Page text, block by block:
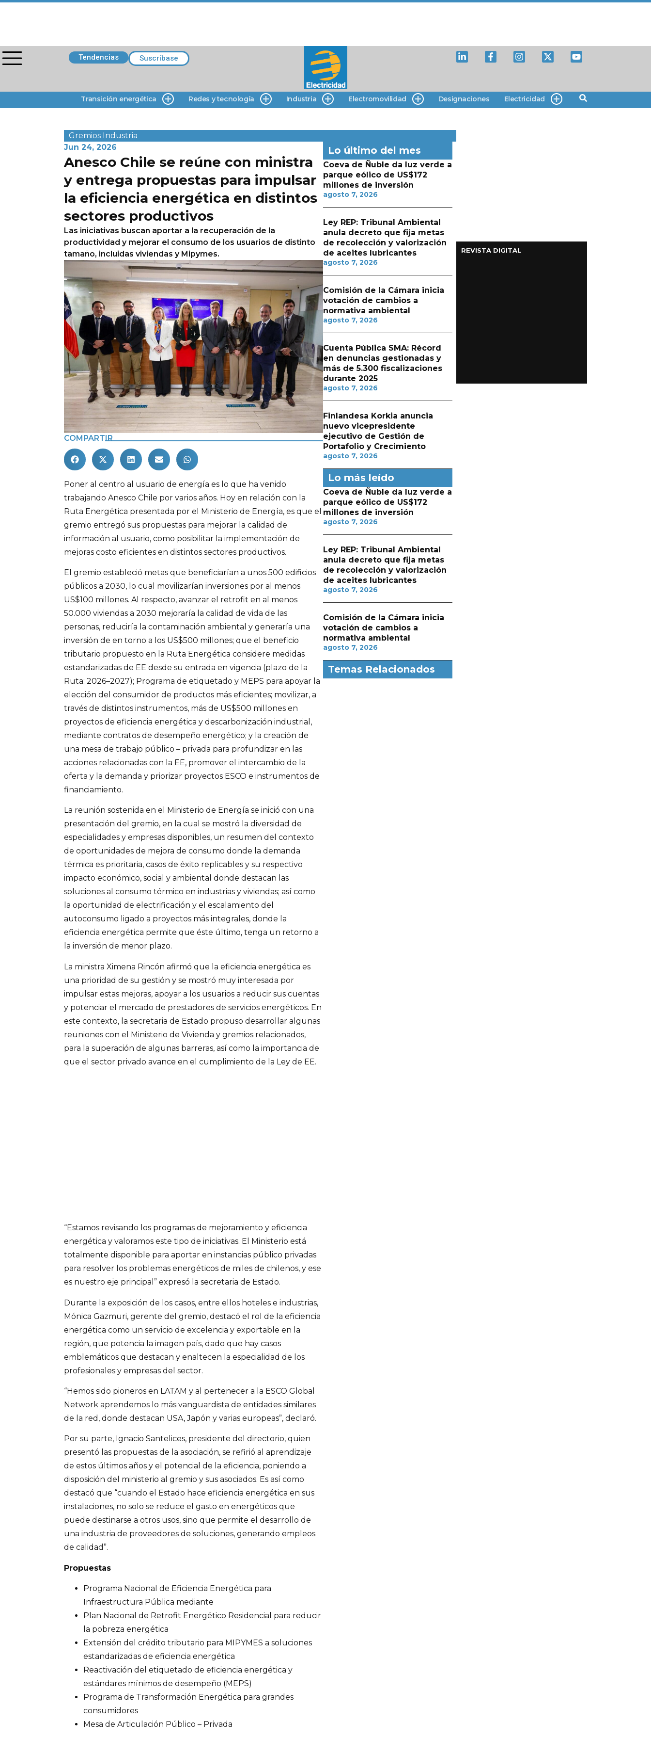
Tendencias Suscríbase
Transición energética Redes y tecnología Industria Electromovilidad Designaciones Electricidad
Gremios Industria
Jun 24, 2026
Anesco Chile se reúne con ministra
y entrega propuestas para impulsar
la eficiencia energética en distintos
sectores productivos
Las iniciativas buscan aportar a la recuperación de la
productividad y mejorar el consumo de los usuarios de distinto
tamaño, incluidas viviendas y Mipymes.
COMPARTIR
Poner al centro al usuario de energía es lo que ha venido
trabajando Anesco Chile por varios años. Hoy en relación con la
Ruta Energética presentada por el Ministerio de Energía, es que el
gremio entregó sus propuestas para mejorar la calidad de
información al usuario, como posibilitar la implementación de
mejoras costo eficientes en distintos sectores productivos.
El gremio estableció metas que beneficiarían a unos 500 edificios
públicos a 2030, lo cual movilizarían inversiones por al menos
US$100 millones. Al respecto, avanzar el retrofit en al menos
50.000 viviendas a 2030 mejoraría la calidad de vida de las
personas, reduciría la contaminación ambiental y generaría una
inversión de en torno a los US$500 millones; que el beneficio
tributario propuesto en la Ruta Energética considere medidas
estandarizadas de EE desde su entrada en vigencia (plazo de la
Ruta: 2026–2027); Programa de etiquetado y MEPS para apoyar la
elección del consumidor de productos más eficientes; movilizar, a
través de distintos instrumentos, más de US$500 millones en
proyectos de eficiencia energética y descarbonización industrial,
mediante contratos de desempeño energético; y la creación de
una mesa de trabajo público – privada para profundizar en las
acciones relacionadas con la EE, promover el intercambio de la
oferta y la demanda y priorizar proyectos ESCO e instrumentos de
financiamiento.
La reunión sostenida en el Ministerio de Energía se inició con una
presentación del gremio, en la cual se mostró la diversidad de
especialidades y empresas disponibles, un resumen del contexto
de oportunidades de mejora de consumo donde la demanda
térmica es prioritaria, casos de éxito replicables y su respectivo
impacto económico, social y ambiental donde destacan las
soluciones al consumo térmico en industrias y viviendas; así como
la oportunidad de electrificación y el escalamiento del
autoconsumo ligado a proyectos más integrales, donde la
eficiencia energética permite que éste último, tenga un retorno a
la inversión de menor plazo.
La ministra Ximena Rincón afirmó que la eficiencia energética es
una prioridad de su gestión y se mostró muy interesada por
impulsar estas mejoras, apoyar a los usuarios a reducir sus cuentas
y potenciar el mercado de prestadores de servicios energéticos. En
este contexto, la secretaria de Estado propuso desarrollar algunas
reuniones con el Ministerio de Vivienda y gremios relacionados,
para la superación de algunas barreras, así como la importancia de
que el sector privado avance en el cumplimiento de la Ley de EE.
“Estamos revisando los programas de mejoramiento y eficiencia
energética y valoramos este tipo de iniciativas. El Ministerio está
totalmente disponible para aportar en instancias público privadas
para resolver los problemas energéticos de miles de chilenos, y ese
es nuestro eje principal” expresó la secretaria de Estado.
Durante la exposición de los casos, entre ellos hoteles e industrias,
Mónica Gazmuri, gerente del gremio, destacó el rol de la eficiencia
energética como un servicio de excelencia y exportable en la
región, que potencia la imagen país, dado que hay casos
emblemáticos que destacan y enaltecen la especialidad de los
profesionales y empresas del sector.
“Hemos sido pioneros en LATAM y al pertenecer a la ESCO Global
Network aprendemos lo más vanguardista de entidades similares
de la red, donde destacan USA, Japón y varias europeas”, declaró.
Por su parte, Ignacio Santelices, presidente del directorio, quien
presentó las propuestas de la asociación, se refirió al aprendizaje
de estos últimos años y el potencial de la eficiencia, poniendo a
disposición del ministerio al gremio y sus asociados. Es así como
destacó que “cuando el Estado hace eficiencia energética en sus
instalaciones, no solo se reduce el gasto en energéticos que
puede destinarse a otros usos, sino que permite el desarrollo de
una industria de proveedores de soluciones, generando empleos
de calidad”.
Propuestas
Programa Nacional de Eficiencia Energética para
Infraestructura Pública mediante
Plan Nacional de Retrofit Energético Residencial para reducir
la pobreza energética
Extensión del crédito tributario para MIPYMES a soluciones
estandarizadas de eficiencia energética
Reactivación del etiquetado de eficiencia energética y
estándares mínimos de desempeño (MEPS)
Programa de Transformación Energética para grandes
consumidores
Mesa de Articulación Público – Privada
Lo último del mes
Coeva de Ñuble da luz verde a
parque eólico de US$172
millones de inversión
agosto 7, 2026
Ley REP: Tribunal Ambiental
anula decreto que fija metas
de recolección y valorización
de aceites lubricantes
agosto 7, 2026
Comisión de la Cámara inicia
votación de cambios a
normativa ambiental
agosto 7, 2026
Cuenta Pública SMA: Récord
en denuncias gestionadas y
más de 5.300 fiscalizaciones
durante 2025
agosto 7, 2026
Finlandesa Korkia anuncia
nuevo vicepresidente
ejecutivo de Gestión de
Portafolio y Crecimiento
agosto 7, 2026
Lo más leído
Coeva de Ñuble da luz verde a
parque eólico de US$172
millones de inversión
agosto 7, 2026
Ley REP: Tribunal Ambiental
anula decreto que fija metas
de recolección y valorización
de aceites lubricantes
agosto 7, 2026
Comisión de la Cámara inicia
votación de cambios a
normativa ambiental
agosto 7, 2026
Temas Relacionados
REVISTA DIGITAL